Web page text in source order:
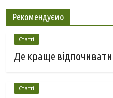
Рекомендуємо
Статті
Де краще
Статті